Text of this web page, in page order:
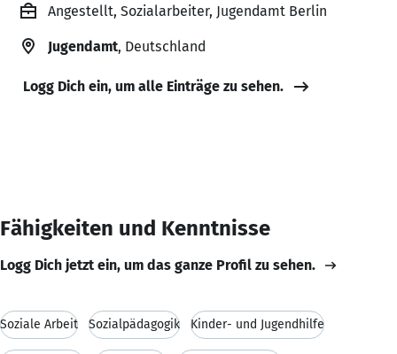
Angestellt, Sozialarbeiter, Jugendamt Berlin
Jugendamt, Deutschland
Logg Dich ein, um alle Einträge zu sehen.
Fähigkeiten und Kenntnisse
Logg Dich jetzt ein, um das ganze Profil zu sehen.
Soziale Arbeit Sozialpädagogik Kinder- und Jugendhilfe